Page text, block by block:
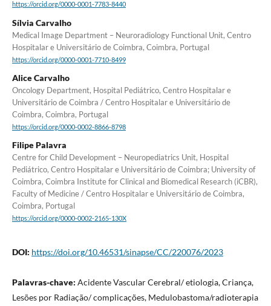
https://orcid.org/0000-0001-7783-8440
Sílvia Carvalho
Medical Image Department – Neuroradiology Functional Unit, Centro
Hospitalar e Universitário de Coimbra, Coimbra, Portugal
https://orcid.org/0000-0001-7710-8499
Alice Carvalho
Oncology Department, Hospital Pediátrico, Centro Hospitalar e
Universitário de Coimbra / Centro Hospitalar e Universitário de
Coimbra, Coimbra, Portugal
https://orcid.org/0000-0002-8866-8798
Filipe Palavra
Centre for Child Development – Neuropediatrics Unit, Hospital
Pediátrico, Centro Hospitalar e Universitário de Coimbra; University of
Coimbra, Coimbra Institute for Clinical and Biomedical Research (iCBR),
Faculty of Medicine / Centro Hospitalar e Universitário de Coimbra,
Coimbra, Portugal
https://orcid.org/0000-0002-2165-130X
DOI: https://doi.org/10.46531/sinapse/CC/220076/2023
Palavras-chave: Acidente Vascular Cerebral/ etiologia, Criança,
Lesões por Radiação/ complicações, Medulobastoma/radioterapia